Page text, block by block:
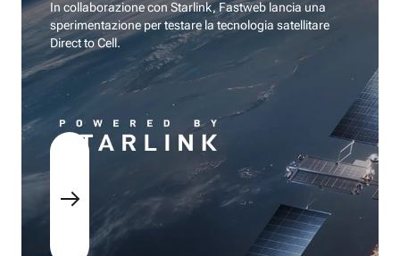
In collaborazione con Starlink, Fastweb lancia una
sperimentazione per testare la tecnologia satellitare
Direct to Cell.